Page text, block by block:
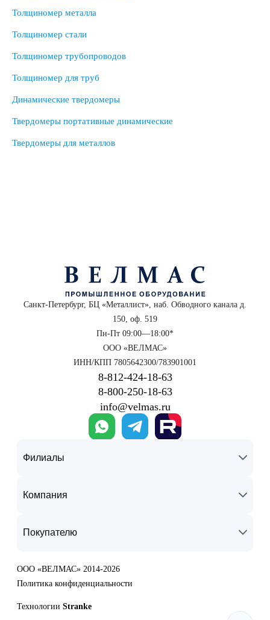
Толщиномер металла
Толщиномер стали
Толщиномер трубопроводов
Толщиномер для труб
Динамические твердомеры
Твердомеры портативные динамические
Твердомеры для металлов
Санкт-Петербург, БЦ «Металлист», наб. Обводного канала д.
150, оф. 519
Пн-Пт 09:00—18:00*
ООО «ВЕЛМАС»
ИНН/КПП 7805642300/783901001
8‑812‑424‑18‑63
8‑800‑250‑18‑63
info@velmas.ru
Филиалы
Компания
Покупателю
ООО «ВЕЛМАС» 2014-2026
Политика конфиденциальности
Технологии Stranke